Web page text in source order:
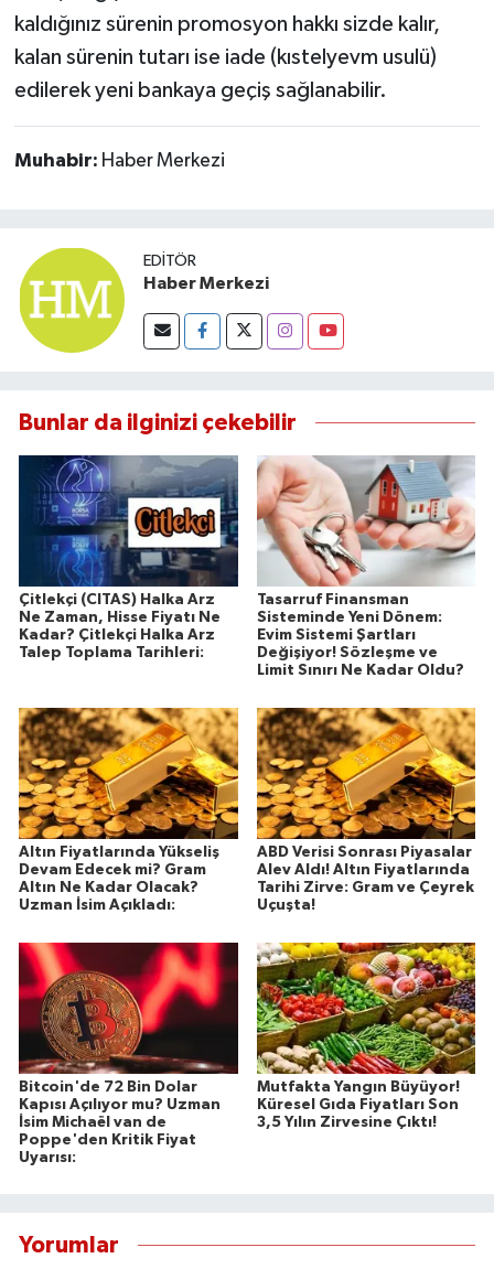
kaldığınız sürenin promosyon hakkı sizde kalır,
kalan sürenin tutarı ise iade (kıstelyevm usulü)
edilerek yeni bankaya geçiş sağlanabilir.
Muhabir: Haber Merkezi
EDITÖR
Haber Merkezi
Bunlar da ilginizi çekebilir
Çitlekçi (CITAS) Halka Arz
Ne Zaman, Hisse Fiyatı Ne
Kadar? Çitlekçi Halka Arz
Talep Toplama Tarihleri:
Tasarruf Finansman
Sisteminde Yeni Dönem:
Evim Sistemi Şartları
Değişiyor! Sözleşme ve
Limit Sınırı Ne Kadar Oldu?
Altın Fiyatlarında Yükseliş
Devam Edecek mi? Gram
Altın Ne Kadar Olacak?
Uzman İsim Açıkladı:
ABD Verisi Sonrası Piyasalar
Alev Aldı! Altın Fiyatlarında
Tarihi Zirve: Gram ve Çeyrek
Uçuşta!
Bitcoin'de 72 Bin Dolar
Kapısı Açılıyor mu? Uzman
İsim Michaël van de
Poppe'den Kritik Fiyat
Uyarısı:
Mutfakta Yangın Büyüyor!
Küresel Gıda Fiyatları Son
3,5 Yılın Zirvesine Çıktı!
Yorumlar